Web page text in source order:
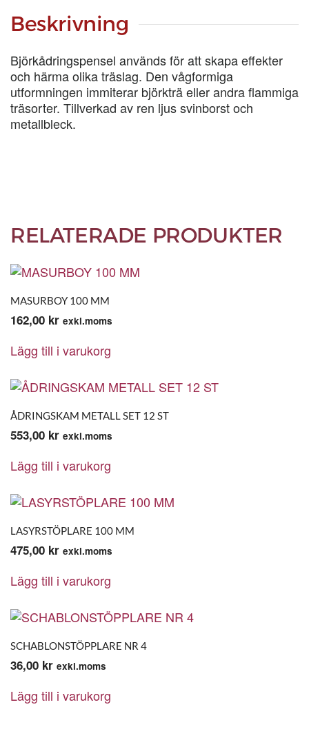
Beskrivning
Björkådringspensel används för att skapa effekter
och härma olika träslag. Den vågformiga
utformningen immiterar björkträ eller andra flammiga
träsorter. Tillverkad av ren ljus svinborst och
metallbleck.
RELATERADE PRODUKTER
MASURBOY 100 MM
162,00 kr exkl.moms
Lägg till i varukorg
ÅDRINGSKAM METALL SET 12 ST
553,00 kr exkl.moms
Lägg till i varukorg
LASYRSTÖPLARE 100 MM
475,00 kr exkl.moms
Lägg till i varukorg
SCHABLONSTÖPPLARE NR 4
36,00 kr exkl.moms
Lägg till i varukorg